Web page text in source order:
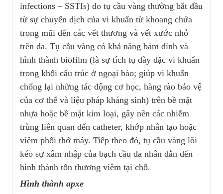
infections – SSTIs) do tụ cầu vàng thường bắt đầu
từ sự chuyển dịch của vi khuẩn từ khoang chứa
trong mũi đến các vết thương và vết xước nhỏ
trên da. Tụ cầu vàng có khả năng bám dính và
hình thành biofilm (là sự tích tụ dày đặc vi khuẩn
trong khối cấu trúc ở ngoại bào; giúp vi khuẩn
chống lại những tác động cơ học, hàng rào bảo vệ
của cơ thể và liệu pháp kháng sinh) trên bề mặt
nhựa hoặc bề mặt kim loại, gây nên các nhiễm
trùng liên quan đến catheter, khớp nhân tạo hoặc
viêm phổi thở máy. Tiếp theo đó, tụ cầu vàng lôi
kéo sự xâm nhập của bạch cầu đa nhân dẫn đến
hình thành tổn thương viêm tại chỗ.
Hình thành apxe